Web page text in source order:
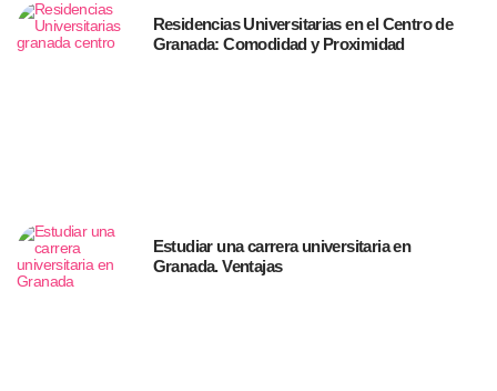
Residencias Universitarias en el Centro de
Granada: Comodidad y Proximidad
Estudiar una carrera universitaria en
Granada. Ventajas